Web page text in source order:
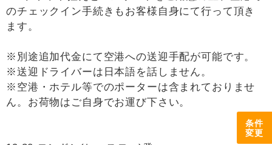
条件
変更
のチェックイン手続きもお客様自身にて行って頂き
ます。
※別途追加代金にて空港への送迎手配が可能です。
※送迎ドライバーは日本語を話しません。
※空港・ホテル等でのポーターは含まれておりませ
ん。お荷物はご自身でお運び下さい。